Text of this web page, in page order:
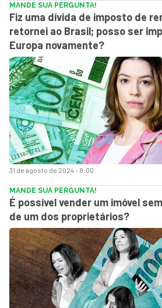
31 de agosto de 2024 - 8:00
MANDE SUA PERGUNTA!
Fiz uma dívida de imposto de
retornei ao Brasil; posso ser
Europa novamente?
MANDE SUA PERGUNTA!
É possível vender um imóvel
de um dos proprietários?